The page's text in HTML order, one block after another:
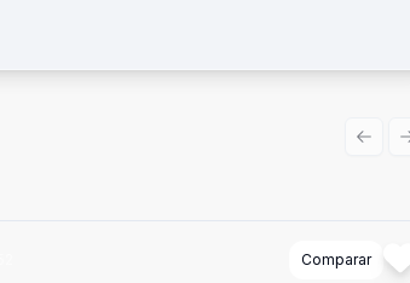
Comparar